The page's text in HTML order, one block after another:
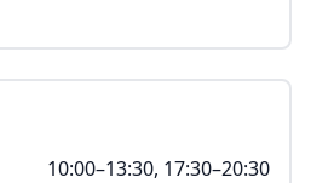
10:00–13:30, 17:30–20:30